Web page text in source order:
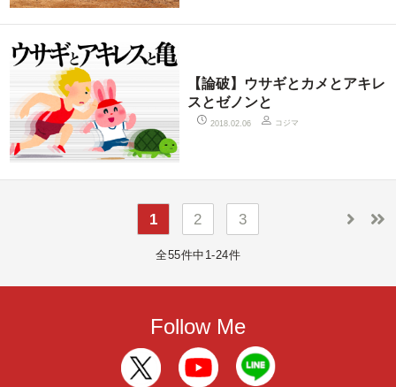
【論破】ウサギとカメとアキレ
スとゼノンと
2018.02.06 コジマ
1 2 3
全55件中1-24件
Follow Me